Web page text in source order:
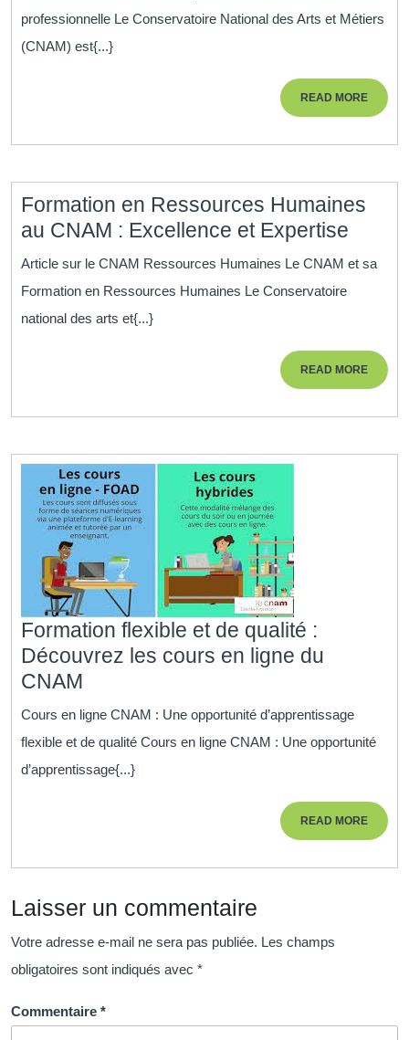
à
portée
professionnelle Le Conservatoire National des Arts et Métiers
(CNAM) est{...}
READ MOREREAD
MORE
Formation en Ressources Humaines
au CNAM : Excellence et Expertise
en
CNAM
Article sur le CNAM Ressources Humaines Le CNAM et sa
Formation en Ressources Humaines Le Conservatoire
national des arts et{...}
READ MOREREAD
MORE
Formation flexible et de qualité :
Découvrez les cours en ligne du
CNAM
flexible
et
de
qualité
en
ligne
du
Cours en ligne CNAM : Une opportunité d’apprentissage
flexible et de qualité Cours en ligne CNAM : Une opportunité
d’apprentissage{...}
READ MOREREAD
MORE
Laisser un commentaire
Votre adresse e-mail ne sera pas publiée. Les champs
obligatoires sont indiqués avec *
Commentaire *